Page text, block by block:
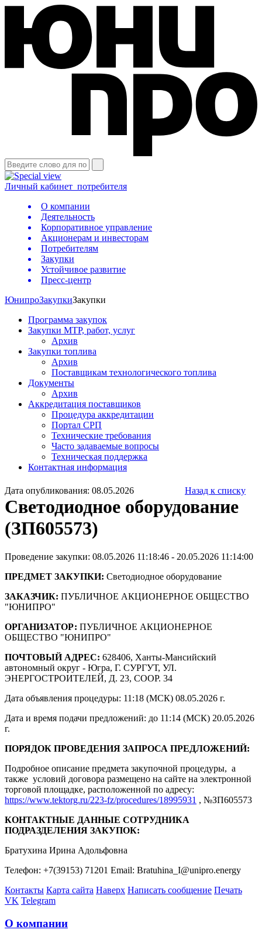
Личный кабинет потребителя
О компании
Деятельность
Корпоративное управление
Акционерам и инвесторам
Потребителям
Закупки
Устойчивое развитие
Пресс-центр
ЮнипроЗакупкиЗакупки
Программа закупок
Закупки МТР, работ, услуг
Архив
Закупки топлива
Архив
Поставщикам технологического топлива
Документы
Архив
Аккредитация поставщиков
Процедура аккредитации
Портал СРП
Технические требования
Часто задаваемые вопросы
Техническая поддержка
Контактная информация
Дата опубликования: 08.05.2026 Назад к списку
Светодиодное оборудование
(ЗП605573)
Проведение закупки: 08.05.2026 11:18:46 - 20.05.2026 11:14:00
ПРЕДМЕТ ЗАКУПКИ: Светодиодное оборудование
ЗАКАЗЧИК: ПУБЛИЧНОЕ АКЦИОНЕРНОЕ ОБЩЕСТВО
"ЮНИПРО"
ОРГАНИЗАТОР: ПУБЛИЧНОЕ АКЦИОНЕРНОЕ
ОБЩЕСТВО "ЮНИПРО"
ПОЧТОВЫЙ АДРЕС: 628406, Ханты-Мансийский
автономный округ - Югра, Г. СУРГУТ, УЛ.
ЭНЕРГОСТРОИТЕЛЕЙ, Д. 23, СООР. 34
Дата объявления процедуры: 11:18 (МСК) 08.05.2026 г.
Дата и время подачи предложений: до 11:14 (МСК) 20.05.2026
г.
ПОРЯДОК ПРОВЕДЕНИЯ ЗАПРОСА ПРЕДЛОЖЕНИЙ:
Подробное описание предмета закупочной процедуры, а
также условий договора размещено на сайте на электронной
торговой площадке, расположенной по адресу:
https://www.tektorg.ru/223-fz/procedures/18995931 , №ЗП605573
КОНТАКТНЫЕ ДАННЫЕ СОТРУДНИКА
ПОДРАЗДЕЛЕНИЯ ЗАКУПОК:
Братухина Ирина Адольфовна
Телефон: +7(39153) 71201 Email: Bratuhina_I@unipro.energy
Контакты Карта сайта Наверх Написать сообщение Печать
VK Telegram
О компании